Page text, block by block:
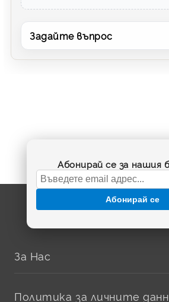
Задайте въпрос
Абонирай се за нашия
Абонирай се
За Нас
Политика за личните